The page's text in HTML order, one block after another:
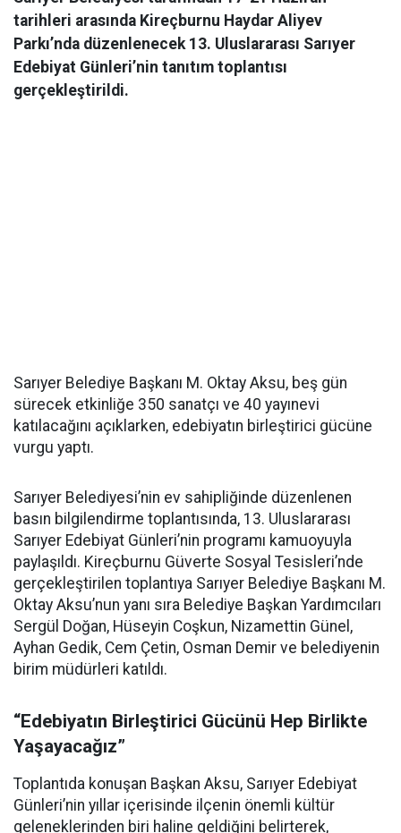
tarihleri arasında Kireçburnu Haydar Aliyev
Parkı’nda düzenlenecek 13. Uluslararası Sarıyer
Edebiyat Günleri’nin tanıtım toplantısı
gerçekleştirildi.
Sarıyer Belediye Başkanı M. Oktay Aksu, beş gün
sürecek etkinliğe 350 sanatçı ve 40 yayınevi
katılacağını açıklarken, edebiyatın birleştirici gücüne
vurgu yaptı.
Sarıyer Belediyesi’nin ev sahipliğinde düzenlenen
basın bilgilendirme toplantısında, 13. Uluslararası
Sarıyer Edebiyat Günleri’nin programı kamuoyuyla
paylaşıldı. Kireçburnu Güverte Sosyal Tesisleri’nde
gerçekleştirilen toplantıya Sarıyer Belediye Başkanı M.
Oktay Aksu’nun yanı sıra Belediye Başkan Yardımcıları
Sergül Doğan, Hüseyin Coşkun, Nizamettin Günel,
Ayhan Gedik, Cem Çetin, Osman Demir ve belediyenin
birim müdürleri katıldı.
“Edebiyatın Birleştirici Gücünü Hep Birlikte
Yaşayacağız”
Toplantıda konuşan Başkan Aksu, Sarıyer Edebiyat
Günleri’nin yıllar içerisinde ilçenin önemli kültür
geleneklerinden biri haline geldiğini belirterek,